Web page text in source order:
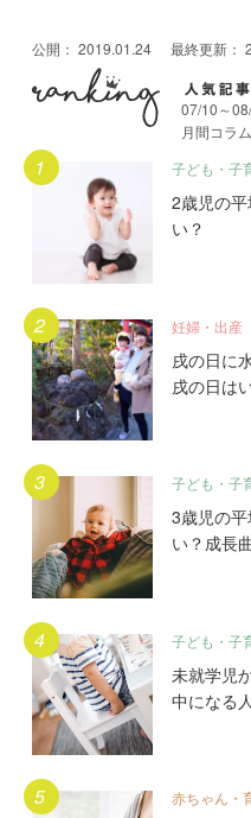
公開： 2019.01.24 最終更新：
月間人気記事ランキン
07/10～
月間コラ
子ども・子
2歳児の
い？
妊婦・出産
戌の日に
戌の日は
子ども・子
3歳児の
い？成長
子ども・子
未就学児
中になる
赤ちゃん・